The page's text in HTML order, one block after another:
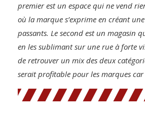
premier est un espace qui ne vend
où la marque s’exprime en créant
passants. Le second est un magasin
en les sublimant sur une rue à forte
de retrouver un mix des deux
serait profitable pour les marques car